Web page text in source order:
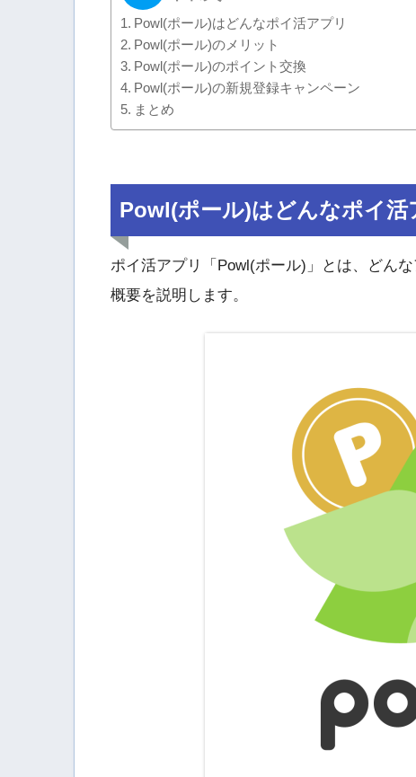
Powl(ポール)はどんなポイ活アプリ
Powl(ポール)のメリット
Powl(ポール)のポイント交換
Powl(ポール)の新規登録キャンペーン
まとめ
Powl(ポール)はどんなポイ活
ポイ活アプリ「Powl(ポール)」とは、どん
概要を説明します。